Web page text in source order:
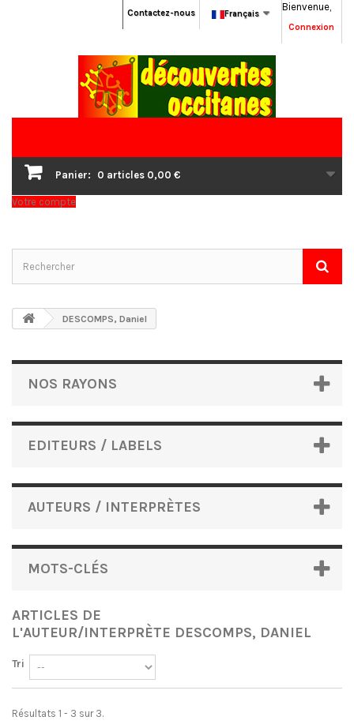
Bienvenue,
Connexion
Français
Contactez-nous
Panier: 0 articles 0,00 €
Votre compte
DESCOMPS, Daniel
NOS RAYONS
EDITEURS / LABELS
AUTEURS / INTERPRÈTES
MOTS-CLÉS
ARTICLES DE
L'AUTEUR/INTERPRÈTE DESCOMPS, DANIEL
Tri
Résultats 1 - 3 sur 3.